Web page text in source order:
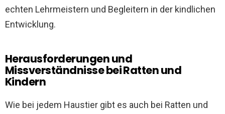
echten Lehrmeistern und Begleitern in der kindlichen
Entwicklung.
Herausforderungen und
Missverständnisse bei Ratten und
Kindern
Wie bei jedem Haustier gibt es auch bei Ratten und